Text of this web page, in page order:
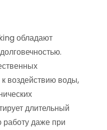
обладают
воздействию воды,
длительный
даже при